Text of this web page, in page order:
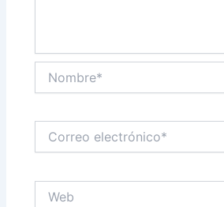
electrónico*